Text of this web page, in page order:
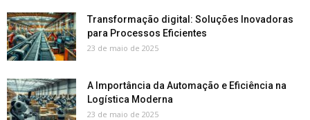
Transformação digital: Soluções Inovadoras
para Processos Eficientes
23 de maio de 2025
A Importância da Automação e Eficiência na
Logística Moderna
23 de maio de 2025